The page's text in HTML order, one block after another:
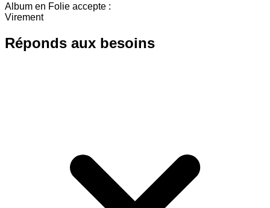
Album en Folie accepte :
Virement
Réponds aux besoins